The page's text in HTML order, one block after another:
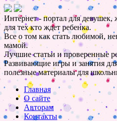
Интернет - портал для
для тех кто ждет ребенка.
Все о том как стать любимой,
мамой.
Лучшие статьи и проверенные
Развивающие игры и занятия
полезные материалы для
Главная
О сайте
Авторам
Контакты